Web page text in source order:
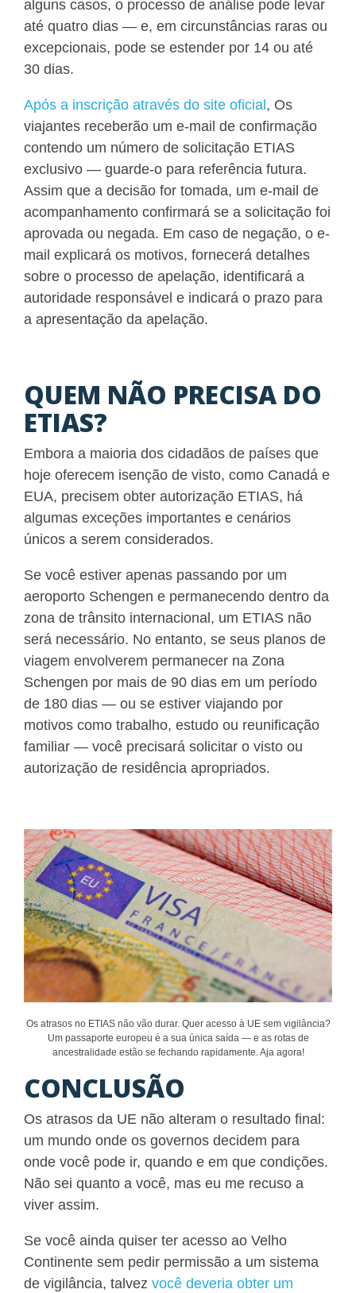
alguns casos, o processo de análise pode levar
até quatro dias — e, em circunstâncias raras ou
excepcionais, pode se estender por 14 ou até
30 dias.
Após a inscrição através do site oficial , Os
viajantes receberão um e-mail de confirmação
contendo um número de solicitação ETIAS
exclusivo — guarde-o para referência futura.
Assim que a decisão for tomada, um e-mail de
acompanhamento confirmará se a solicitação foi
aprovada ou negada. Em caso de negação, o e-
mail explicará os motivos, fornecerá detalhes
sobre o processo de apelação, identificará a
autoridade responsável e indicará o prazo para
a apresentação da apelação.
QUEM NÃO PRECISA DO
ETIAS?
Embora a maioria dos cidadãos de países que
hoje oferecem isenção de visto, como Canadá e
EUA, precisem obter autorização ETIAS, há
algumas exceções importantes e cenários
únicos a serem considerados.
Se você estiver apenas passando por um
aeroporto Schengen e permanecendo dentro da
zona de trânsito internacional, um ETIAS não
será necessário. No entanto, se seus planos de
viagem envolverem permanecer na Zona
Schengen por mais de 90 dias em um período
de 180 dias — ou se estiver viajando por
motivos como trabalho, estudo ou reunificação
familiar — você precisará solicitar o visto ou
autorização de residência apropriados.
Os atrasos no ETIAS não vão durar. Quer acesso à UE sem vigilância?
Um passaporte europeu é a sua única saída — e as rotas de
ancestralidade estão se fechando rapidamente. Aja agora!
CONCLUSÃO
Os atrasos da UE não alteram o resultado final:
um mundo onde os governos decidem para
onde você pode ir, quando e em que condições.
Não sei quanto a você, mas eu me recuso a
viver assim.
Se você ainda quiser ter acesso ao Velho
Continente sem pedir permissão a um sistema
de vigilância, talvez você deveria obter um